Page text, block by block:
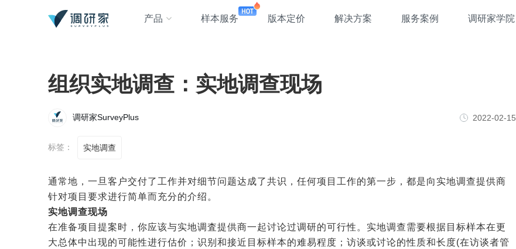
产品 样本服务 版本定价 解决方案 服务案例 调研家学院
组织实地调查：实地调查现场
调研家SurveyPlus 2022-02-15
标签： 实地调查
通常地，一旦客户交付了工作并对细节问题达成了共识，任何项目工作的第一步，都是向实地调查提供商
针对项目要求进行简单而充分的介绍。
实地调查现场
在准备项目提案时，你应该与实地调査提供商一起讨论过调研的可行性。实地调查需要根据目标样本在更
大总体中出现的可能性进行估价；识别和接近目标样本的难易程度；访谈或讨论的性质和长度(在访谈者管